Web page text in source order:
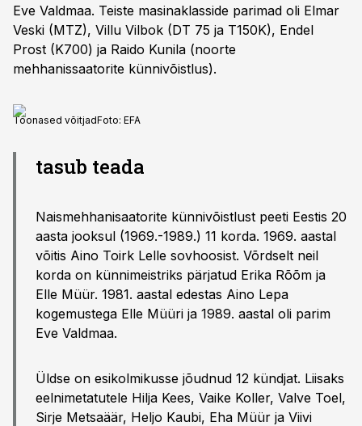
Eve Valdmaa. Teiste masinaklasside parimad oli Elmar
Veski (MTZ), Villu Vilbok (DT 75 ja T150K), Endel
Prost (K700) ja Raido Kunila (noorte
mehhanissaatorite künnivõistlus).
Toonased võitjadFoto: EFA
tasub teada
Naismehhanisaatorite künnivõistlust peeti Eestis 20
aasta jooksul (1969.-1989.) 11 korda. 1969. aastal
võitis Aino Toirk Lelle sovhoosist. Võrdselt neil
korda on künnimeistriks pärjatud Erika Rõõm ja
Elle Müür. 1981. aastal edestas Aino Lepa
kogemustega Elle Müüri ja 1989. aastal oli parim
Eve Valdmaa.
Üldse on esikolmikusse jõudnud 12 kündjat. Liisaks
eelnimetatutele Hilja Kees, Vaike Koller, Valve Toel,
Sirje Metsaäär, Heljo Kaubi, Eha Müür ja Viivi